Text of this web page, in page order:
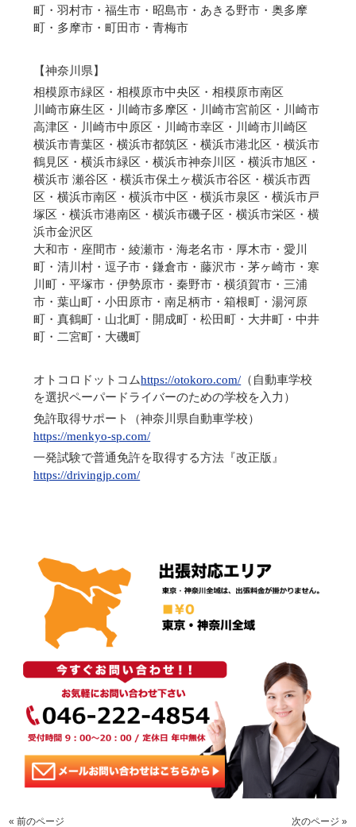
町・羽村市・福生市・昭島市・あきる野市・奥多摩
町・多摩市・町田市・青梅市
【神奈川県】
相模原市緑区・相模原市中央区・相模原市南区
川崎市麻生区・川崎市多摩区・川崎市宮前区・川崎市
高津区・川崎市中原区・川崎市幸区・川崎市川崎区
横浜市青葉区・横浜市都筑区・横浜市港北区・横浜市
鶴見区・横浜市緑区・横浜市神奈川区・横浜市旭区・
横浜市 瀬谷区・横浜市保土ヶ横浜市谷区・横浜市西
区・横浜市南区・横浜市中区・横浜市泉区・横浜市戸
塚区・横浜市港南区・横浜市磯子区・横浜市栄区・横
浜市金沢区
大和市・座間市・綾瀬市・海老名市・厚木市・愛川
町・清川村・逗子市・鎌倉市・藤沢市・茅ヶ崎市・寒
川町・平塚市・伊勢原市・秦野市・横須賀市・三浦
市・葉山町・小田原市・南足柄市・箱根町・湯河原
町・真鶴町・山北町・開成町・松田町・大井町・中井
町・二宮町・大磯町
オトコロドットコムhttps://otokoro.com/ （自動車学校
を選択ペーパードライバーのための学校を入力）
免許取得サポート（神奈川県自動車学校）
https://menkyo-sp.com/
一発試験で普通免許を取得する方法『改正版』
https://drivingjp.com/
« 前のページ 次のページ »